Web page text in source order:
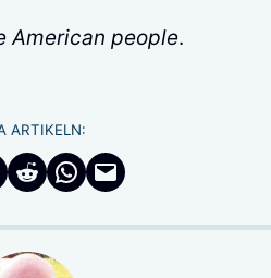
American people.
ARTIKELN:
Twitter
Dela på RedditDela i WhatsApp
Maila en länk